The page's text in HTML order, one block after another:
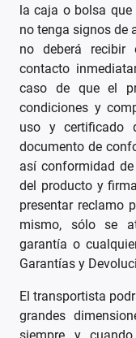
la caja o bolsa
no tenga signos de
no deberá recibir
contacto
caso de que el
condiciones y
uso y certificado
documento de
así conformidad
del producto y
presentar reclamo
mismo, sólo se
garantía o
Garantías y
El transportista
grandes